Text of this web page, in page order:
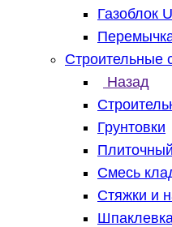
Газоблок
Строительные
Назад
Грунтовки
Смесь
Стяжки и